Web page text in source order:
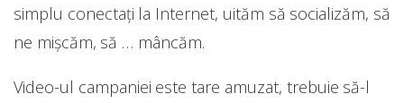
simplu conectați la Internet, uităm să socializăm, să
ne mișcăm, să … mâncăm.
Video-ul campaniei este tare amuzat, trebuie să-l